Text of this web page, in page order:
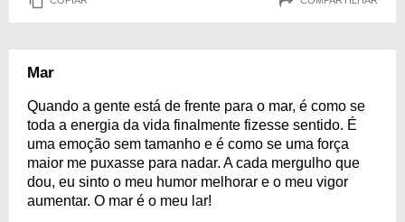
Mar
Quando a gente está de frente para o mar, é como se
toda a energia da vida finalmente fizesse sentido. É
uma emoção sem tamanho e é como se uma força
maior me puxasse para nadar. A cada mergulho que
dou, eu sinto o meu humor melhorar e o meu vigor
aumentar. O mar é o meu lar!